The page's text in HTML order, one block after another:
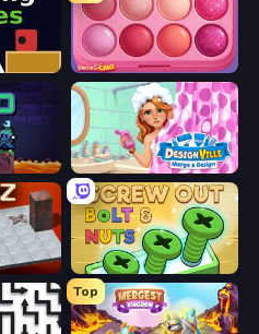
Piece of Cake: Merge and Bake
Designville: Merge & Design
Screw Out: Bolts and Nuts
Top